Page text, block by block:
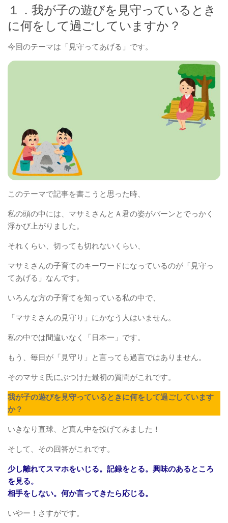
１．我が子の遊びを見守っているとき
に何をして過ごしていますか？
今回のテーマは「見守ってあげる」です。
このテーマで記事を書こうと思った時、
私の頭の中には、マサミさんとＡ君の姿がバーンとでっかく
浮かび上がりました。
それくらい、切っても切れないくらい、
マサミさんの子育てのキーワードになっているのが「見守っ
てあげる」なんです。
いろんな方の子育てを知っている私の中で、
「マサミさんの見守り」にかなう人はいません。
私の中では間違いなく「日本一」です。
もう、毎日が「見守り」と言っても過言ではありません。
そのマサミ氏にぶつけた最初の質問がこれです。
我が子の遊びを見守っているときに何をして過ごしています
か？
いきなり直球、ど真ん中を投げてみました！
そして、その回答がこれです。
少し離れてスマホをいじる。記録をとる。興味のあるところ
を見る。
相手をしない。何か言ってきたら応じる。
いやー！さすがです。